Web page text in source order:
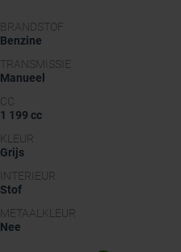
BRANDSTOF
Benzine
TRANSMISSIE
Manueel
CC
1 199 cc
KLEUR
Grijs
INTERIEUR
Stof
METAALKLEUR
Nee